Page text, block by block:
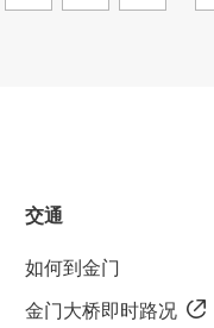
交通
如何到金门
金门大桥即时路况